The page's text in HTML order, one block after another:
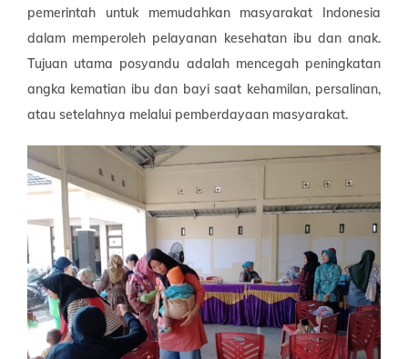
pemerintah untuk memudahkan masyarakat Indonesia
dalam memperoleh pelayanan kesehatan ibu dan anak.
Tujuan utama posyandu adalah mencegah peningkatan
angka kematian ibu dan bayi saat kehamilan, persalinan,
atau setelahnya melalui pemberdayaan masyarakat.